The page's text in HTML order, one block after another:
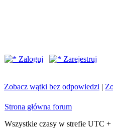
Zaloguj
Zarejestruj
Zobacz wątki bez odpowiedzi |
Strona główna forum
Wszystkie czasy w strefie UTC +